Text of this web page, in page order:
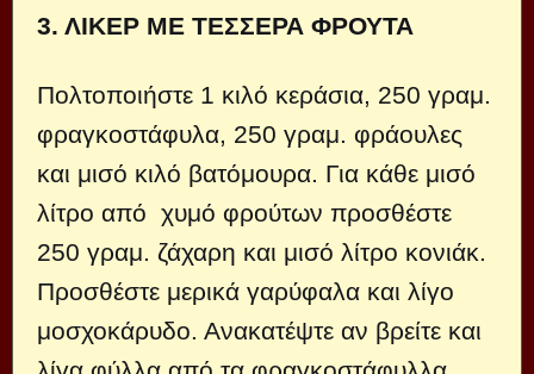
3. ΛΙΚΕΡ ΜΕ ΤΕΣΣΕΡΑ ΦΡΟΥΤΑ
Πολτοποιήστε 1 κιλό κεράσια, 250 γραμ.
φραγκοστάφυλα, 250 γραμ. φράουλες
και μισό κιλό βατόμουρα. Για κάθε μισό
λίτρο από χυμό φρούτων προσθέστε
250 γραμ. ζάχαρη και μισό λίτρο κονιάκ.
Προσθέστε μερικά γαρύφαλα και λίγο
μοσχοκάρυδο. Ανακατέψτε αν βρείτε και